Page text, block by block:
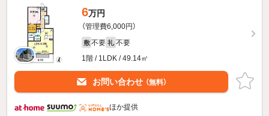
6万円
（管理費6,000円）
敷 不要 礼 不要
1階 / 1LDK / 49.14㎡
お問い合わせ （無料）
ほか提供